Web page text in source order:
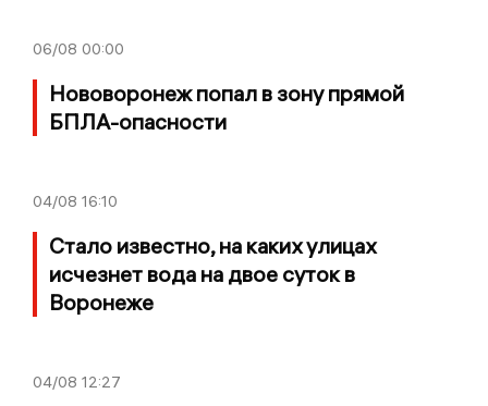
06/08 00:00
Нововоронеж попал в зону прямой
БПЛА-опасности
04/08 16:10
Стало известно, на каких улицах
исчезнет вода на двое суток в
Воронеже
04/08 12:27